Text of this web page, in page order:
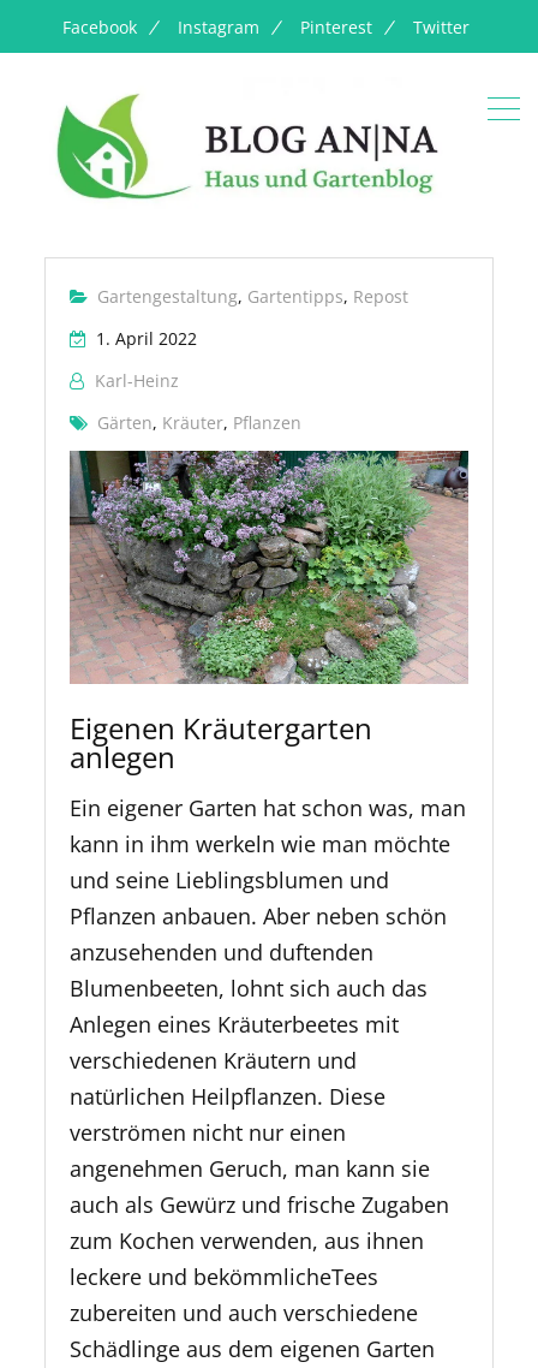
Facebook Instagram Pinterest Twitter
Gartengestaltung, Gartentipps, Repost
1. April 2022
Karl-Heinz
Gärten, Kräuter, Pflanzen
Eigenen Kräutergarten
anlegen
Ein eigener Garten hat schon was, man
kann in ihm werkeln wie man möchte
und seine Lieblingsblumen und
Pflanzen anbauen. Aber neben schön
anzusehenden und duftenden
Blumenbeeten, lohnt sich auch das
Anlegen eines Kräuterbeetes mit
verschiedenen Kräutern und
natürlichen Heilpflanzen. Diese
verströmen nicht nur einen
angenehmen Geruch, man kann sie
auch als Gewürz und frische Zugaben
zum Kochen verwenden, aus ihnen
leckere und bekömmlicheTees
zubereiten und auch verschiedene
Schädlinge aus dem eigenen Garten